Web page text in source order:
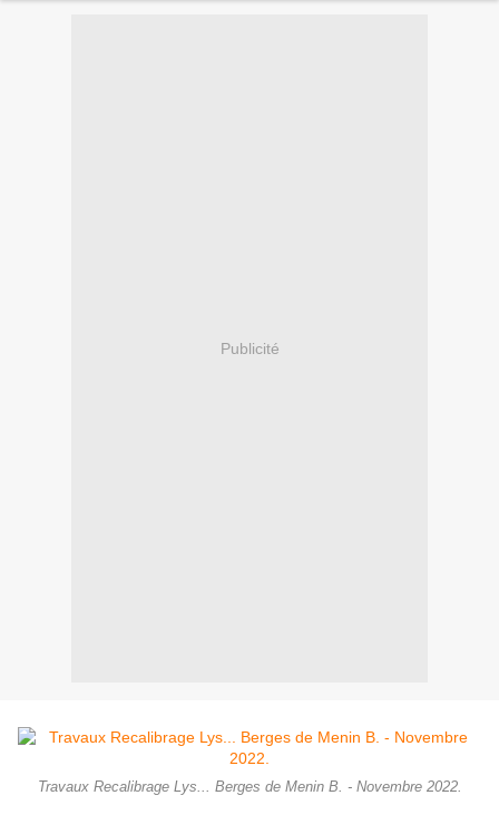
Publicité
Travaux Recalibrage Lys... Berges de Menin B. - Novembre 2022.